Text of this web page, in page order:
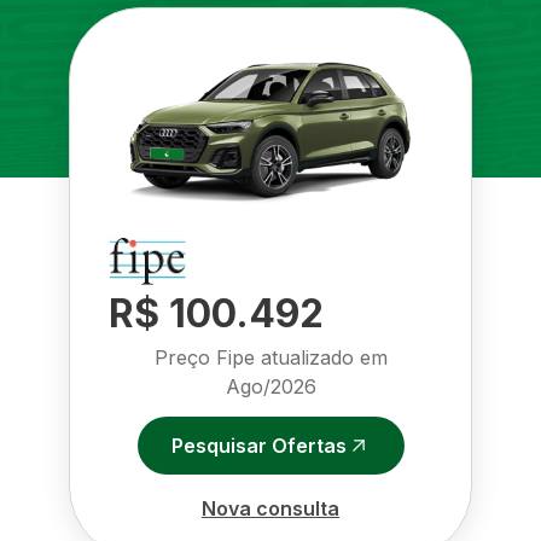
R$ 100.492
Preço Fipe atualizado em
Ago/2026
Pesquisar Ofertas
Nova consulta